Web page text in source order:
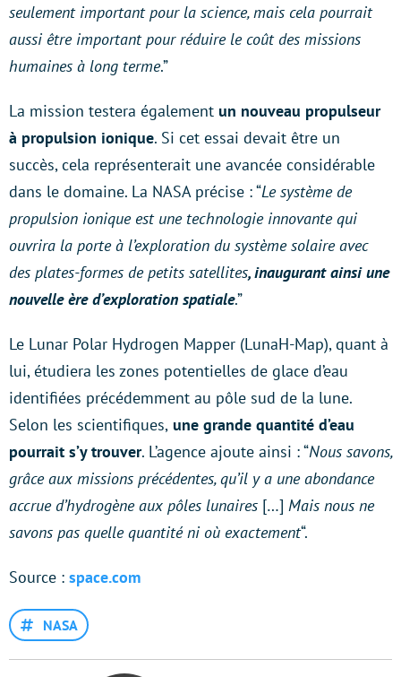
seulement important pour la science, mais cela pourrait
aussi être important pour réduire le coût des missions
humaines à long terme.”
La mission testera également un nouveau propulseur
à propulsion ionique. Si cet essai devait être un
succès, cela représenterait une avancée considérable
dans le domaine. La NASA précise : “Le système de
propulsion ionique est une technologie innovante qui
ouvrira la porte à l’exploration du système solaire avec
des plates-formes de petits satellites, inaugurant ainsi une
nouvelle ère d’exploration spatiale.”
Le Lunar Polar Hydrogen Mapper (LunaH-Map), quant à
lui, étudiera les zones potentielles de glace d’eau
identifiées précédemment au pôle sud de la lune.
Selon les scientifiques, une grande quantité d’eau
pourrait s’y trouver. L’agence ajoute ainsi : “Nous savons,
grâce aux missions précédentes, qu’il y a une abondance
accrue d’hydrogène aux pôles lunaires […] Mais nous ne
savons pas quelle quantité ni où exactement“.
Source : space.com
NASA